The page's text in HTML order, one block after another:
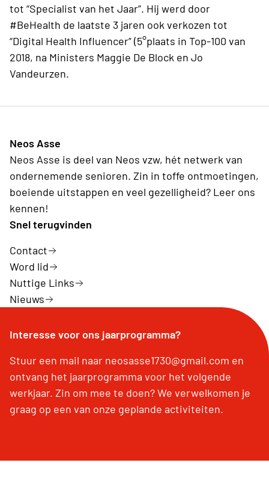
tot “Specialist van het Jaar”. Hij werd door
#BeHealth de laatste 3 jaren ook verkozen tot
“Digital Health Influencer” (5°plaats in Top-100 van
2018, na Ministers Maggie De Block en Jo
Vandeurzen.
Neos Asse
Neos Asse is deel van Neos vzw, hét netwerk van
ondernemende senioren. Zin in toffe ontmoetingen,
boeiende uitstappen en veel gezelligheid? Leer ons
kennen!
Snel terugvinden
Contact
Word lid
Nuttige Links
Nieuws
Interesse voor ons jaarprogramma?
Stuur een mail naar neosasse1730@gmail.com en
ontvang het jaarprogramma voor het volgende
werkjaar. Zin om mee te doen? We verwelkomen je
graag op een van onze geplande activiteiten.